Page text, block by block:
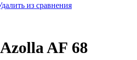
из сравнения
AF 68